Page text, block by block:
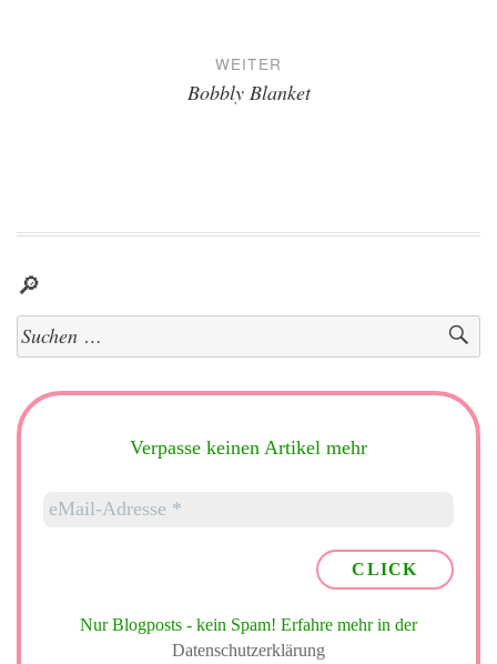
WEITER
Bobbly Blanket
🔎
Suchen
nach:
Verpasse keinen Artikel mehr
Nur Blogposts - kein Spam! Erfahre mehr in der
Datenschutzerklärung